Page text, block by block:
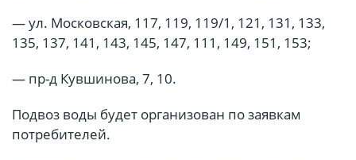
— ул. Московская, 117, 119, 119/1, 121, 131, 133,
135, 137, 141, 143, 145, 147, 111, 149, 151, 153;
— пр-д Кувшинова, 7, 10.
Подвоз воды будет организован по заявкам
потребителей.